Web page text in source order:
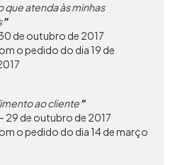
que atenda às minhas
de outubro de 2017
o pedido do dia 19 de
ao cliente
- 29 de outubro de 2017
o pedido do dia 14 de março